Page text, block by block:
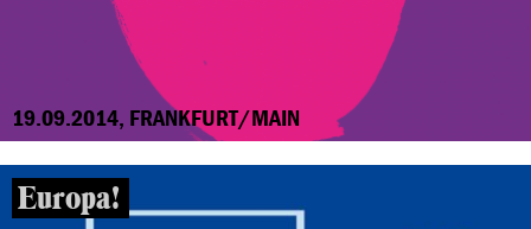
19.09.2014, FRANKFURT/MAIN
Europa!